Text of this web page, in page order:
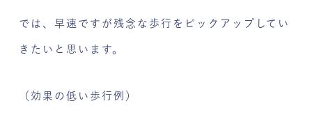
では、早速ですが残念な歩行をピックアップしてい
きたいと思います。
（効果の低い歩行例）